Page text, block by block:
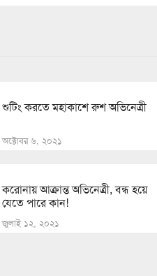
শুটিং করতে মহাকাশে রুশ অভিনেত্রী
অক্টোবর ৬, ২০২১
করোনায় আক্রান্ত অভিনেত্রী, বন্ধ হয়ে
যেতে পারে কান!
জুলাই ১২, ২০২১